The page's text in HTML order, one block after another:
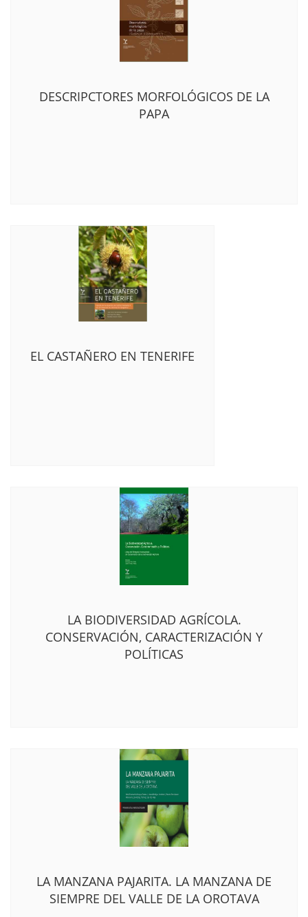
DESCRIPCTORES MORFOLÓGICOS DE LA
PAPA
EL CASTAÑERO EN TENERIFE
LA BIODIVERSIDAD AGRÍCOLA.
CONSERVACIÓN, CARACTERIZACIÓN Y
POLÍTICAS
LA MANZANA PAJARITA. LA MANZANA DE
SIEMPRE DEL VALLE DE LA OROTAVA